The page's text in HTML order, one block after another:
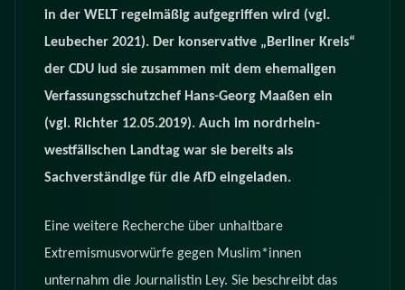
in der WELT regelmäßig aufgegriffen wird (vgl.
Leubecher 2021). Der konservative „Berliner Kreis“
der CDU lud sie zusammen mit dem ehemaligen
Verfassungsschutzchef Hans-Georg Maaßen ein
(vgl. Richter 12.05.2019). Auch im nordrhein-
westfälischen Landtag war sie bereits als
Sachverständige für die AfD eingeladen.
Eine weitere Recherche über unhaltbare
Extremismusvorwürfe gegen Muslim*innen
unternahm die Journalistin Ley. Sie beschreibt das